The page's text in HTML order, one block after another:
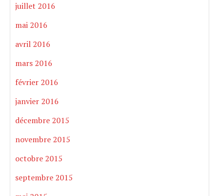
juillet 2016
mai 2016
avril 2016
mars 2016
février 2016
janvier 2016
décembre 2015
novembre 2015
octobre 2015
septembre 2015